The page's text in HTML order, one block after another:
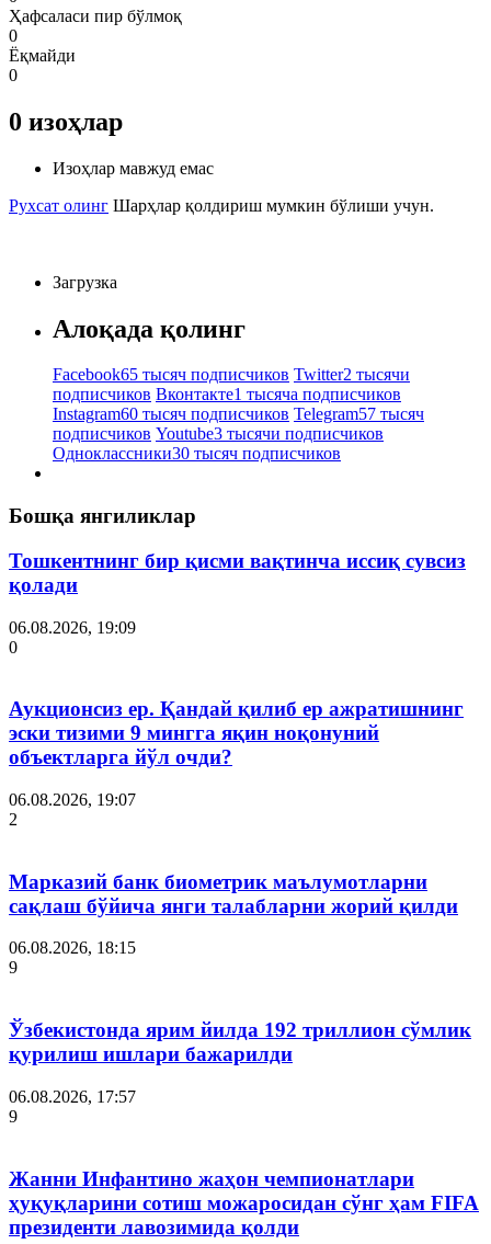
Ҳафсаласи пир бўлмоқ
0
Ёқмайди
0
0 изоҳлар
Изоҳлар мавжуд емас
Рухсат олинг Шарҳлар қолдириш мумкин бўлиши учун.
Загрузка
Алоқада қолинг
Facebook65 тысяч подписчиков Twitter2 тысячи
подписчиков Вконтакте1 тысяча подписчиков
Instagram60 тысяч подписчиков Telegram57 тысяч
подписчиков Youtube3 тысячи подписчиков
Одноклассники30 тысяч подписчиков
Бошқа янгиликлар
Тошкентнинг бир қисми вақтинча иссиқ сувсиз
қолади
06.08.2026, 19:09
0
Аукционсиз ер. Қандай қилиб ер ажратишнинг
эски тизими 9 мингга яқин ноқонуний
объектларга йўл очди?
06.08.2026, 19:07
2
Марказий банк биометрик маълумотларни
сақлаш бўйича янги талабларни жорий қилди
06.08.2026, 18:15
9
Ўзбекистонда ярим йилда 192 триллион сўмлик
қурилиш ишлари бажарилди
06.08.2026, 17:57
9
Жанни Инфантино жаҳон чемпионатлари
ҳуқуқларини сотиш можаросидан сўнг ҳам FIFA
президенти лавозимида қолди